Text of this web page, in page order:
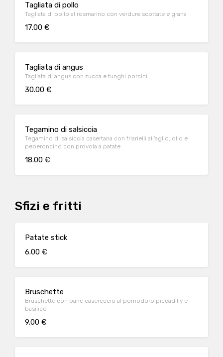
Tagliata di pollo
Tagliata di pollo al rosmarino con verdure scottate e grana
17.00 €
Tagliata di angus
Tagliata di angus con zucca e funghi porcini
30.00 €
Tegamino di salsiccia
Tegamino di salsiccia casertana con friarielli all'aglio, olio e
peperoncino con provola a patate
18.00 €
Sfizi e fritti
Patate stick
6.00 €
Bruschette
Bruschette con pane casereccio al pomodoro piccadilly e
basilico
9.00 €